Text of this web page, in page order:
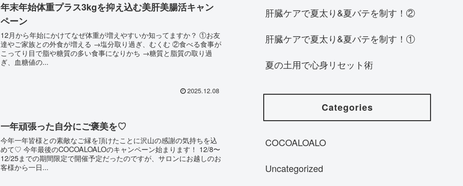
年末年始体重プラス3kgを抑え込む美肝美腸活キャン
ペーン
12月から年始にかけてなぜ体重が増えやすいか知ってますか？ ①お友
達やご家族との外食が増える →塩分取り過ぎ、むくむ ②食べる食事が
こってり目で脂や糖質の多い食事になりかち →糖質と脂質の取り過
ぎ、血糖値の...
2025.12.08
一年頑張った自分にご褒美を♡
今年一年皆様との素敵なご縁を頂けたことに沢山の感謝の気持ちを込
めて♡ 今年最後のCOCOALOALOのキャンペーン始まります！ 12/8〜
12/25までの期間限定で開催予定だったのですが、サロンにお越しのお
客様から一日...
肝臓ケアで夏太り&夏バテを制す！②
肝臓ケアで夏太り&夏バテを制す！①
夏の土用で心身リセット術
Categories
COCOALOALO
Uncategorized